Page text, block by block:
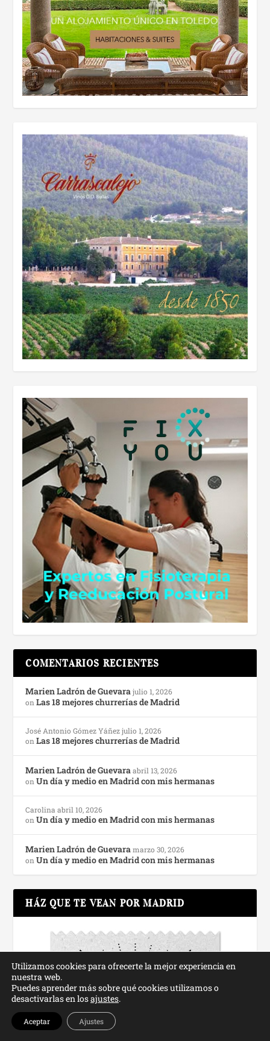
COMENTARIOS RECIENTES
Marien Ladrón de Guevara julio 1, 2026
onLas 18 mejores churrerías de Madrid
José Antonio Gómez Yáñez julio 1, 2026
onLas 18 mejores churrerías de Madrid
Marien Ladrón de Guevara abril 13, 2026
onUn día y medio en Madrid con mis hermanas
Carolina abril 10, 2026
onUn día y medio en Madrid con mis hermanas
Marien Ladrón de Guevara marzo 30, 2026
onUn día y medio en Madrid con mis hermanas
HÁZ QUE TE VEAN POR MADRID
Utilizamos cookies para ofrecerte la mejor experiencia en
nuestra web.
Puedes aprender más sobre qué cookies utilizamos o
desactivarlas en losajustes.
Aceptar Ajustes